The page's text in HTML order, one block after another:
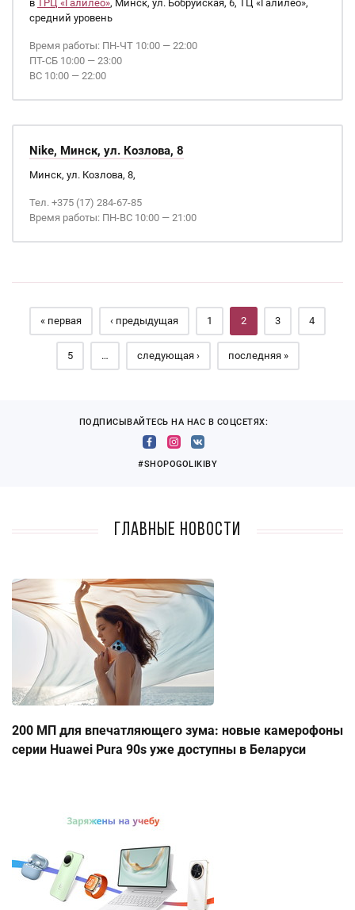
в ТРЦ «Галилео», Минск, ул. Бобруйская, 6, ТЦ «Галилео»,
средний уровень
Время работы: ПН-ЧТ 10:00 — 22:00
ПТ-СБ 10:00 — 23:00
ВС 10:00 — 22:00
Nike, Минск, ул. Козлова, 8
Минск, ул. Козлова, 8,
Тел. +375 (17) 284-67-85
Время работы: ПН-ВС 10:00 — 21:00
Страницы
« первая ‹ предыдущая 1 2 3 4
5 … следующая › последняя »
ПОДПИСЫВАЙТЕСЬ НА НАС В СОЦСЕТЯХ:
#SHOPOGOLIKIBY
Главные новости
200 МП для впечатляющего зума: новые камерофоны
серии Huawei Pura 90s уже доступны в Беларуси